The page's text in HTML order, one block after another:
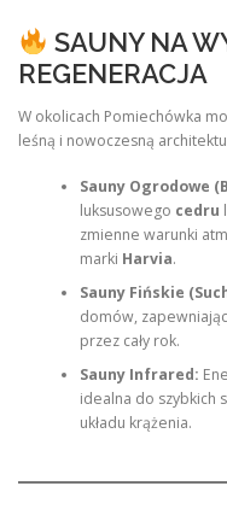
SAUNY NA
REGENERACJA
W okolicach Pomiechówka
leśną i nowoczesną
Sauny Ogrodowe
luksusowego cedru
zmienne warunki
marki Harvia.
Sauny Fińskie
domów,
przez cały rok.
Sauny Infrared:
idealna do szybkich
układu krążenia.